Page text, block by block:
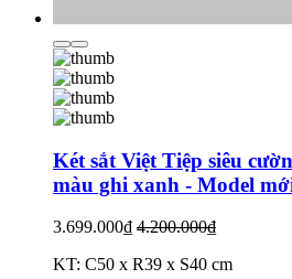
Két sắt Việt Tiệp siêu
màu ghi xanh - Model
3.699.000₫ 4.200.000₫
KT: C50 x R39 x S40 cm